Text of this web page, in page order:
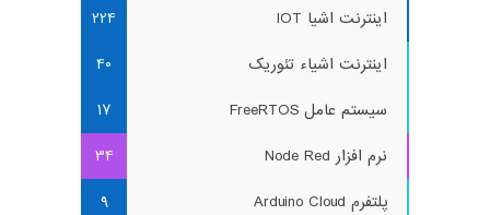
اینترنت اشیا IOT
224
اینترنت اشیاء تئوریک
40
سیستم عامل FreeRTOS
17
نرم افزار Node Red
34
پلتفرم Arduino Cloud
9